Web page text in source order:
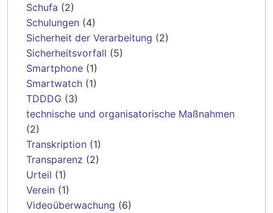
Schufa (2)
Schulungen (4)
Sicherheit der Verarbeitung (2)
Sicherheitsvorfall (5)
Smartphone (1)
Smartwatch (1)
TDDDG (3)
technische und organisatorische Maßnahmen
(2)
Transkription (1)
Transparenz (2)
Urteil (1)
Verein (1)
Videoüberwachung (6)